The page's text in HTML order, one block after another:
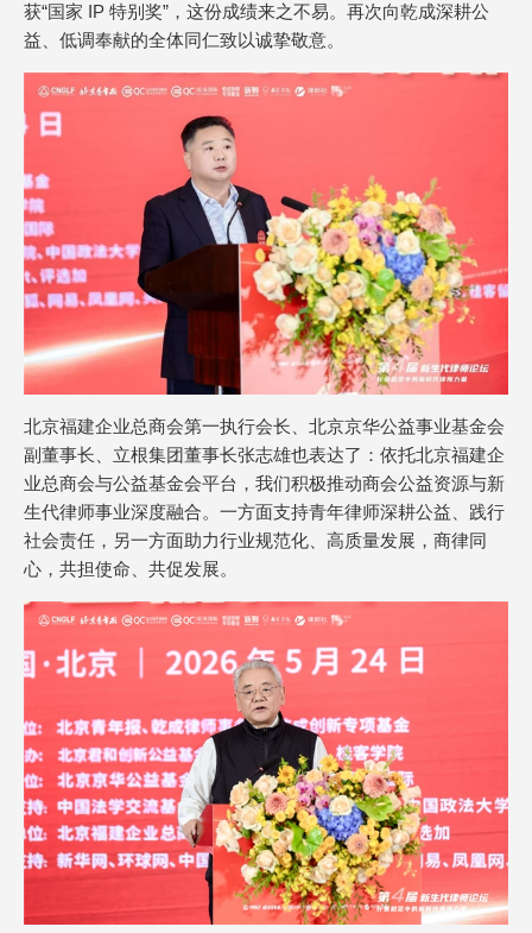
获“国家 IP 特别奖”，这份成绩来之不易。再次向乾成深耕公
益、低调奉献的全体同仁致以诚挚敬意。
北京福建企业总商会第一执行会长、北京京华公益事业基金会
副董事长、立根集团董事长张志雄也表达了：依托北京福建企
业总商会与公益基金会平台，我们积极推动商会公益资源与新
生代律师事业深度融合。一方面支持青年律师深耕公益、践行
社会责任，另一方面助力行业规范化、高质量发展，商律同
心，共担使命、共促发展。